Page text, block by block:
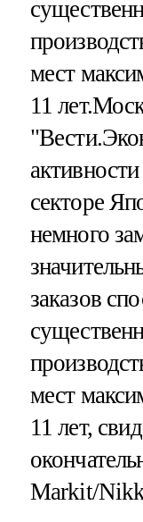
мест
11
секторе
немного
заказов
мест
11 лет,
Markit/